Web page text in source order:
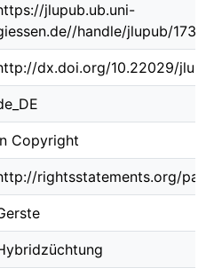
jlupub.ub.uni-
handle/jlupub/
dx.doi.org/10.22029/
Copyright
rightsstatements.org/